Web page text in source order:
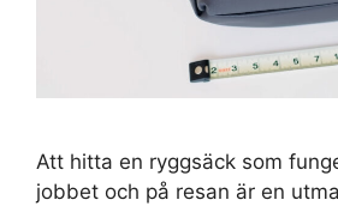
Att hitta en ryggsäck som
jobbet och på resan är en